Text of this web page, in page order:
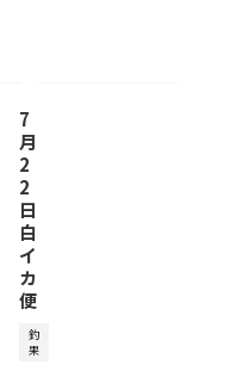
7
月
2
2
日
白
イ
カ
便
釣
果